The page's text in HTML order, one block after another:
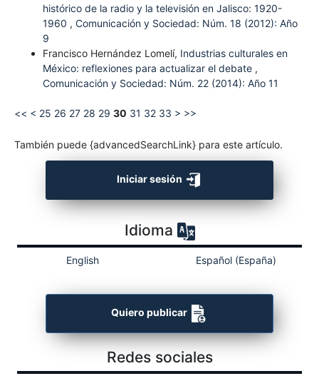
histórico de la radio y la televisión en Jalisco: 1920-
1960 , Comunicación y Sociedad: Núm. 18 (2012): Año
9
Francisco Hernández Lomelí, Industrias culturales en
México: reflexiones para actualizar el debate ,
Comunicación y Sociedad: Núm. 22 (2014): Año 11
<< < 25 26 27 28 29 30 31 32 33 > >>
También puede {advancedSearchLink} para este artículo.
Iniciar sesión
Idioma
English Español (España)
Quiero publicar
Redes sociales